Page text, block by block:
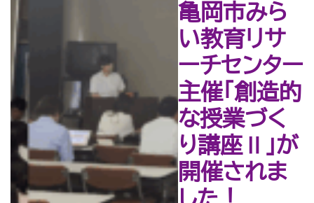
亀岡市みら
い教育リサ
ーチセンター
主催「創造的
な授業づく
り講座Ⅱ」が
開催されま
した！